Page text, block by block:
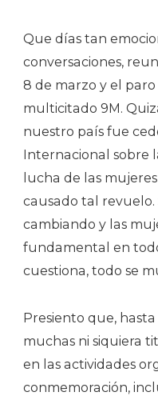
Que días tan
conversaciones,
8 de marzo y el
multicitado 9M.
nuestro país fue
Internacional sobre
lucha de las
causado tal revuelo.
cambiando y las
fundamental en
cuestiona, todo se
Presiento que,
muchas ni siquiera
en las actividades
conmemoración,